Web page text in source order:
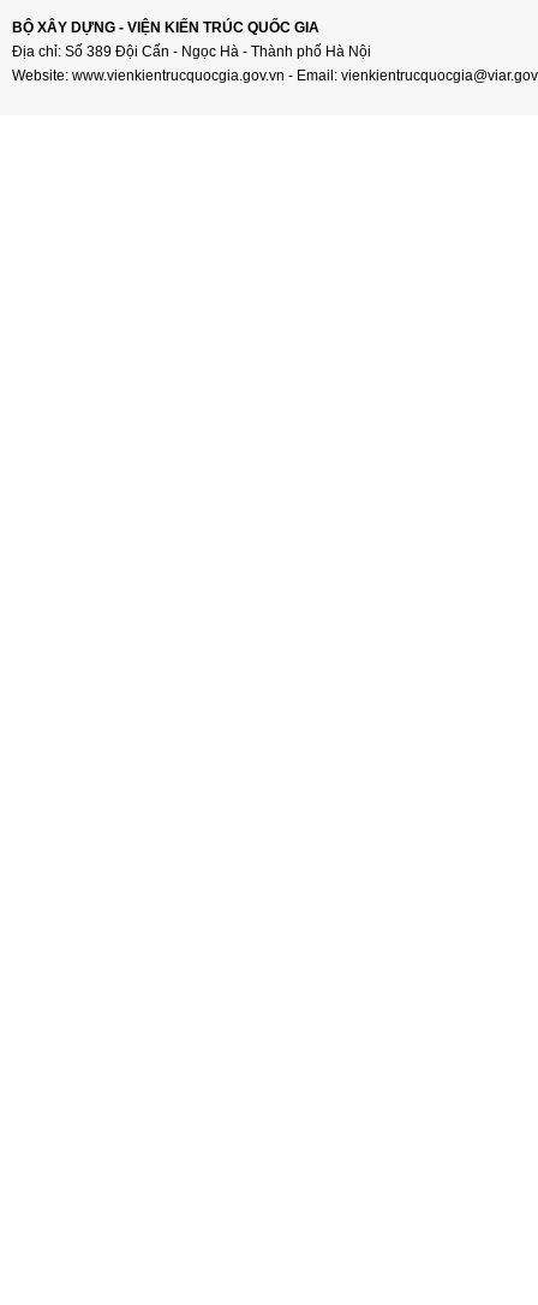
BỘ XÂY DỰNG - VIỆN KIẾN TRÚC QUỐC GIA
Địa chỉ: Số 389 Đội Cấn - Ngọc Hà - Thành phố Hà Nội
Website: www.vienkientrucquocgia.gov.vn - Email: